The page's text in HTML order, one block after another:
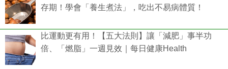
存期！學會「養生煮法」，吃出不易病體質！
比運動更有用！【五大法則】讓「減肥」事半功
倍、「燃脂」一週見效｜每日健康Health